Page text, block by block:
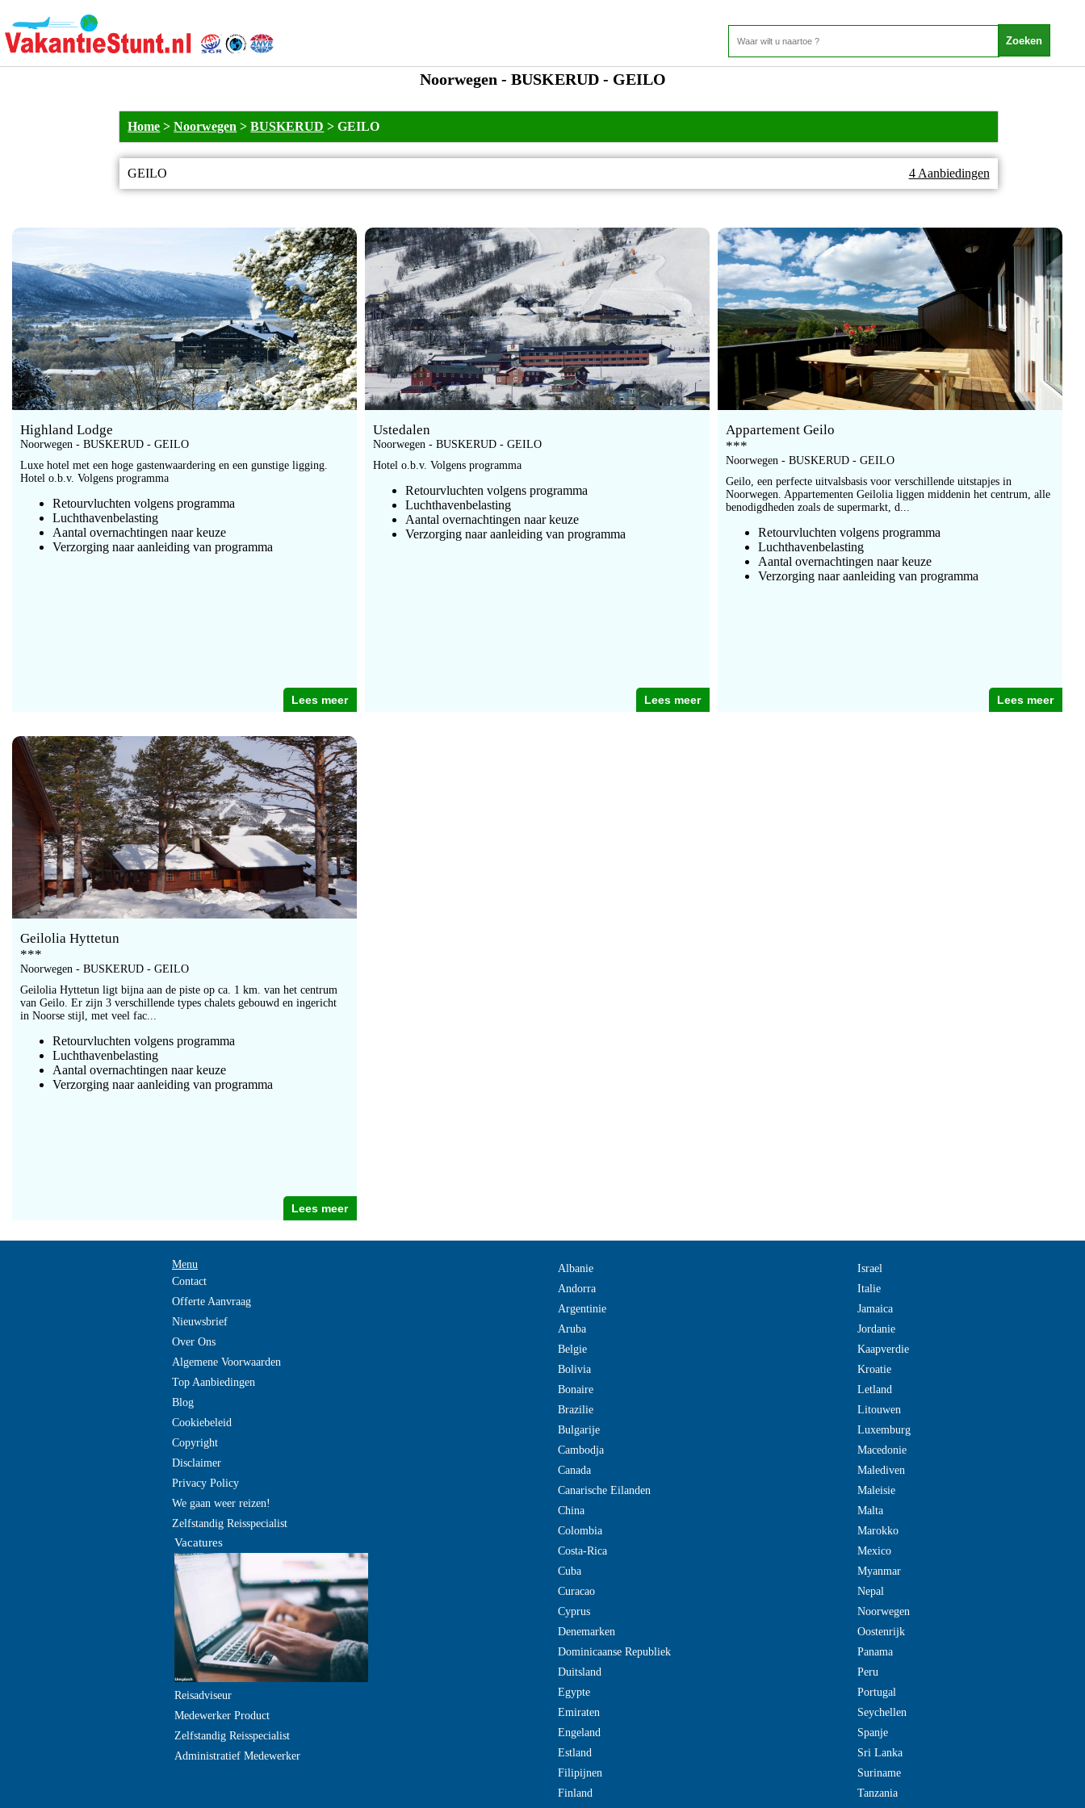
Noorwegen - BUSKERUD - GEILO
Home >Noorwegen >BUSKERUD >GEILO
GEILO 4 Aanbiedingen
Highland Lodge
Noorwegen - BUSKERUD - GEILO
Luxe hotel met een hoge gastenwaardering en een gunstige ligging.
Hotel o.b.v. Volgens programma
Retourvluchten volgens programma
Luchthavenbelasting
Aantal overnachtingen naar keuze
Verzorging naar aanleiding van programma
Lees meer
Ustedalen
Noorwegen - BUSKERUD - GEILO
Hotel o.b.v. Volgens programma
Retourvluchten volgens programma
Luchthavenbelasting
Aantal overnachtingen naar keuze
Verzorging naar aanleiding van programma
Lees meer
Appartement Geilo
***
Noorwegen - BUSKERUD - GEILO
Geilo, een perfecte uitvalsbasis voor verschillende uitstapjes in
Noorwegen. Appartementen Geilolia liggen middenin het centrum, alle
benodigdheden zoals de supermarkt, d...
Retourvluchten volgens programma
Luchthavenbelasting
Aantal overnachtingen naar keuze
Verzorging naar aanleiding van programma
Lees meer
Geilolia Hyttetun
***
Noorwegen - BUSKERUD - GEILO
Geilolia Hyttetun ligt bijna aan de piste op ca. 1 km. van het centrum
van Geilo. Er zijn 3 verschillende types chalets gebouwd en ingericht
in Noorse stijl, met veel fac...
Retourvluchten volgens programma
Luchthavenbelasting
Aantal overnachtingen naar keuze
Verzorging naar aanleiding van programma
Lees meer
Menu
Contact
Offerte Aanvraag
Nieuwsbrief
Over Ons
Algemene Voorwaarden
Top Aanbiedingen
Blog
Cookiebeleid
Copyright
Disclaimer
Privacy Policy
We gaan weer reizen!
Zelfstandig Reisspecialist
Vacatures
Reisadviseur
Medewerker Product
Zelfstandig Reisspecialist
Administratief Medewerker
Albanie
Andorra
Argentinie
Aruba
Belgie
Bolivia
Bonaire
Brazilie
Bulgarije
Cambodja
Canada
Canarische Eilanden
China
Colombia
Costa-Rica
Cuba
Curacao
Cyprus
Denemarken
Dominicaanse Republiek
Duitsland
Egypte
Emiraten
Engeland
Estland
Filipijnen
Finland
Israel
Italie
Jamaica
Jordanie
Kaapverdie
Kroatie
Letland
Litouwen
Luxemburg
Macedonie
Malediven
Maleisie
Malta
Marokko
Mexico
Myanmar
Nepal
Noorwegen
Oostenrijk
Panama
Peru
Portugal
Seychellen
Spanje
Sri Lanka
Suriname
Tanzania